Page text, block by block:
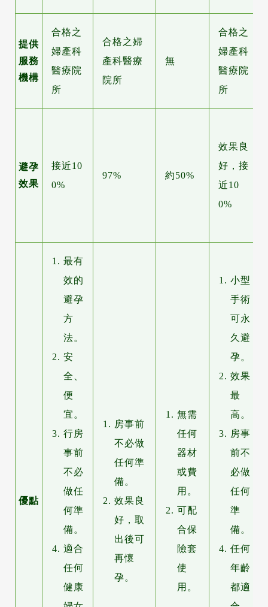
提供
服務
機構
合格之
婦產科
醫療院
所
合格之婦
產科醫療
院所
無
合格之
婦產科
醫療院
所
避孕
效果
接近10
0%
97% 約50%
效果良
好，接
近10
0%
優點
最有
效的
避孕
方
法。
安
全、
便
宜。
行房
事前
不必
做任
何準
備。
適合
任何
健康
房事前
不必做
任何準
備。
效果良
好，取
出後可
再懷
孕。
無需
任何
器材
或費
用。
可配
合保
險套
使
用。
小型
手術
可永
久避
孕。
效果
最
高。
房事
前不
必做
任何
準
備。
任何
年齡
都適